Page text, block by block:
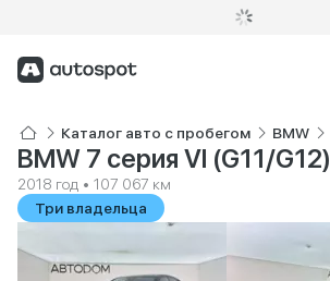
Каталог авто с пробегом BMW
BMW 7 серия VI (G11/G12)
2018 год • 107 067 км
Три владельца